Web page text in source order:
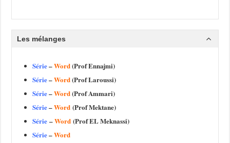
Les mélanges
Série–Word(Prof Ennajmi)
Série–Word(Prof Laroussi)
Série–Word(Prof Ammari)
Série–Word (Prof Mektane)
Série –Word (Prof EL Meknassi)
Série–Word